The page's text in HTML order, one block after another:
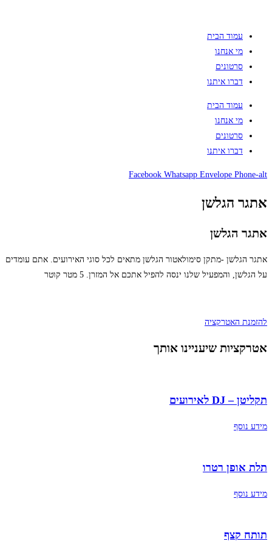
עמוד הבית
מי אנחנו
סרטונים
דברו איתנו
עמוד הבית
מי אנחנו
סרטונים
דברו איתנו
Facebook Whatsapp Envelope Phone-alt
אתגר הגלשן
אתגר הגלשן
אתגר הגלשן -מתקן סימולאטור הגלשן מתאים לכל סוגי האירועים. אתם עומדים
על הגלשן, והמפעיל שלנו ינסה להפיל אתכם אל המזרן. 5 מטר קוטר
להזמנת האטרקציה
אטרקציות שיעניינו אותך
תקליטן – DJ לאירועים
מידע נוסף
תלת אופן רטרו
מידע נוסף
תותח קצף